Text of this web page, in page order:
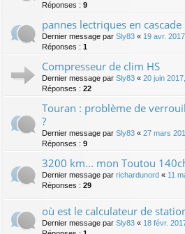
Réponses : 9
pannes lectriques en cascade
Dernier message par Sly83 « 19 avr.
Réponses : 1
Compresseur de clim HS
Dernier message par Sly83 « 20 juin
Réponses : 22
Touran : problème de
?
Dernier message par Sly83 « 27 mars
Réponses : 9
3200 km... mon Toutou
Dernier message par richardunord « 11
Réponses : 29
où est le calculateur de
Dernier message par Sly83 « 18 févr.